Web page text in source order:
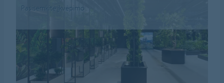
Pasisemkite įkvėpimo